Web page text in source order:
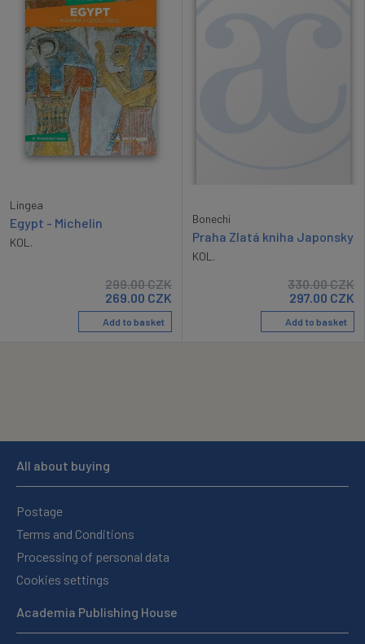
Lingea
Egypt - Michelin
KOL.
299.00CZK
269.00 CZK
Add to basket
Bonechi
Praha Zlatá kniha Japonsky
KOL.
330.00CZK
297.00 CZK
Add to basket
All about buying
Postage
Terms and Conditions
Processing of personal data
Cookies settings
Academia Publishing House